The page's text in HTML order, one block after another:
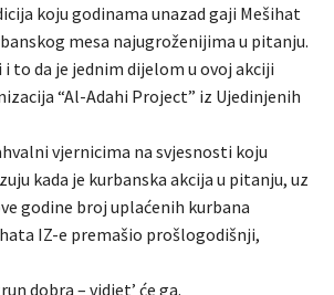
koju godinama unazad gaji Mešihat
mesa najugroženijima u pitanju.
to da je jednim dijelom u ovoj akciji
“Al-Adahi Project” iz Ujedinjenih
vjernicima na svjesnosti koju
kada je kurbanska akcija u pitanju, uz
godine broj uplaćenih kurbana
IZ-e premašio prošlogodišnji,
dobra – vidjet’ će ga.